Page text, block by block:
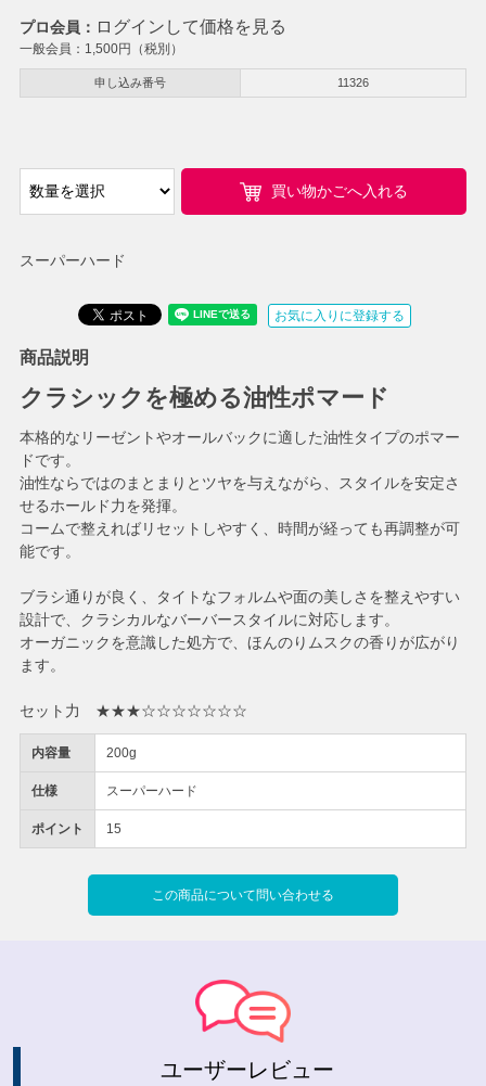
プロ会員： ログインして価格を見る
一般会員： 1,500円（税別）
申し込み番号 11326
スーパーハード
内容量 200g
仕様 スーパーハード
ポイント 15
買い物かごへ入れる
お気に入りに登録する
この商品について問い合わせる
商品説明
クラシックを極める油性ポマード
本格的なリーゼントやオールバックに適した油性タイプのポマー
ドです。
油性ならではのまとまりとツヤを与えながら、スタイルを安定さ
せるホールド力を発揮。
コームで整えればリセットしやすく、時間が経っても再調整が可
能です。
ブラシ通りが良く、タイトなフォルムや面の美しさを整えやすい
設計で、クラシカルなバーバースタイルに対応します。
オーガニックを意識した処方で、ほんのりムスクの香りが広がり
ます。
セット力 ★★★☆☆☆☆☆☆☆
ユーザーレビュー